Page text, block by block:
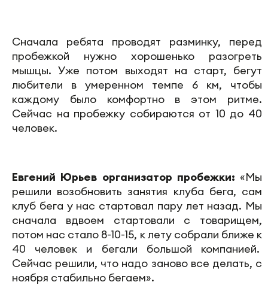
Сначала ребята проводят разминку, перед
пробежкой нужно хорошенько разогреть
мышцы. Уже потом выходят на старт, бегут
любители в умеренном темпе 6 км, чтобы
каждому было комфортно в этом ритме.
Сейчас на пробежку собираются от 10 до 40
человек.
Евгений Юрьев организатор пробежки: «Мы
решили возобновить занятия клуба бега, сам
клуб бега у нас стартовал пару лет назад. Мы
сначала вдвоем стартовали с товарищем,
потом нас стало 8-10-15, к лету собрали ближе к
40 человек и бегали большой компанией.
Сейчас решили, что надо заново все делать, с
ноября стабильно бегаем».